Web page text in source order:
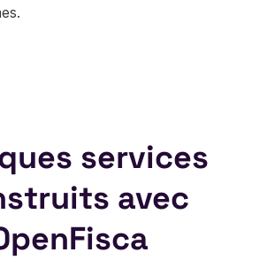
services
avec